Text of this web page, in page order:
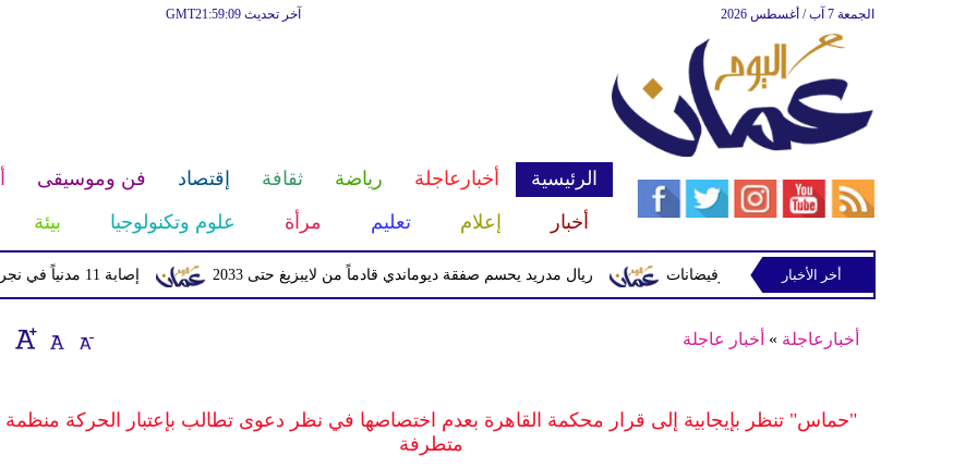
آخر تحديث GMT21:59:09 الجمعة 7 آب / أغسطس 2026
الرئيسية أخبارعاجلة رياضة ثقافة إقتصاد فن وموسيقى
أخبار
إعلام تعليم مرأة علوم وتكنولوجيا بيئة
إصابة 11 مدنياً في نجران جراء اعتداءات حوثية بالمقذوفات ريال مدريد يحسم صفقة ديوماندي قادماً من لايبزيغ حتى 2033 وتحذيرات من أمطار غزيرة وفيضانات
أخر الأخبار
أخبارعاجلة » أخبار عاجلة
"حماس" تنظر بإيجابية إلى قرار محكمة القاهرة بعدم اختصاصها في نظر دعوى تطالب بإعتبار الحركة منظمة
متطرفة